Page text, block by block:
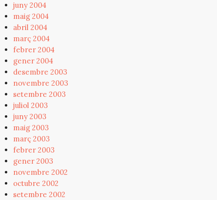
juny 2004
maig 2004
abril 2004
març 2004
febrer 2004
gener 2004
desembre 2003
novembre 2003
setembre 2003
juliol 2003
juny 2003
maig 2003
març 2003
febrer 2003
gener 2003
novembre 2002
octubre 2002
setembre 2002